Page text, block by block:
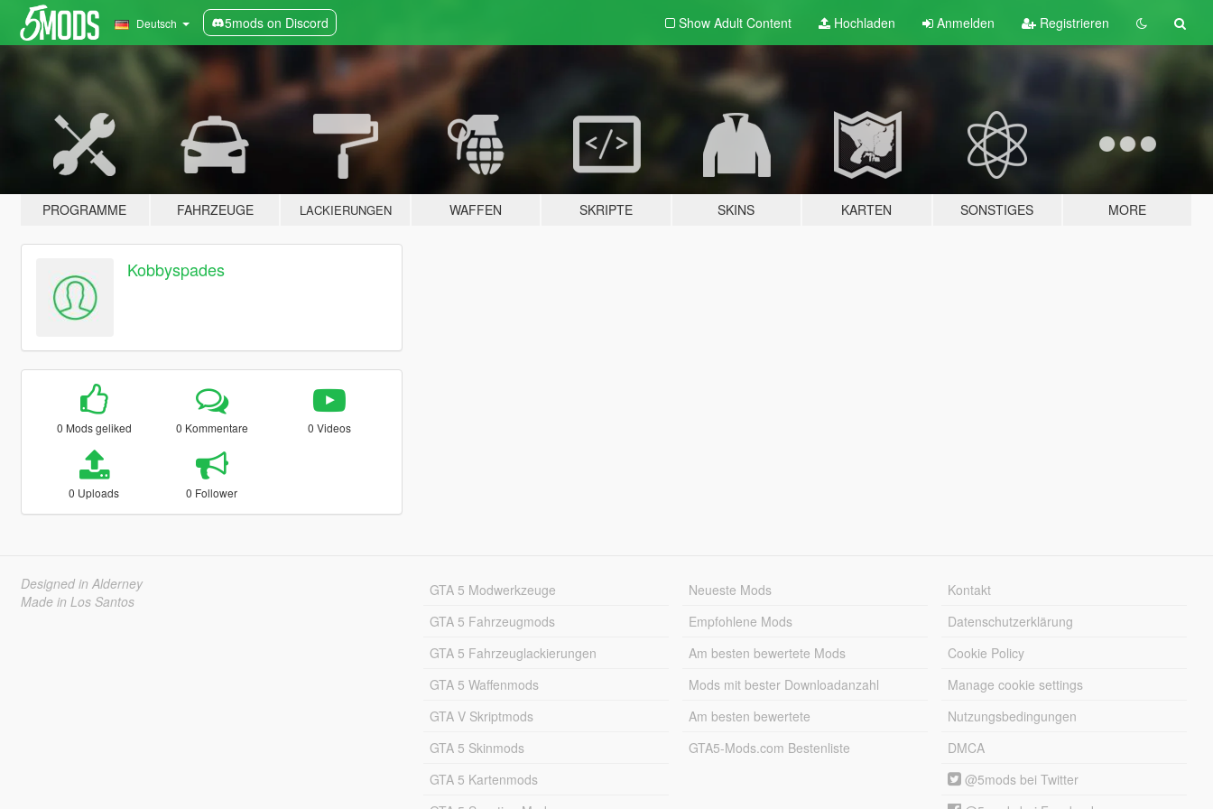
Deutsch 5mods on Discord Show Adult Content Hochladen Anmelden Registrieren
PROGRAMME FAHRZEUGE LACKIERUNGEN WAFFEN SKRIPTE SKINS KARTEN SONSTIGES MORE
Kobbyspades
0 Mods geliked 0 Kommentare 0 Videos
0 Uploads 0 Follower
Designed in Alderney
Made in Los Santos
GTA 5 Modwerkzeuge
GTA 5 Fahrzeugmods
GTA 5 Fahrzeuglackierungen
GTA 5 Waffenmods
GTA V Skriptmods
GTA 5 Skinmods
GTA 5 Kartenmods
Neueste Mods
Empfohlene Mods
Am besten bewertete Mods
Mods mit bester Downloadanzahl
Am besten bewertete
GTA5-Mods.com Bestenliste
Kontakt
Datenschutzerklärung
Cookie Policy
Manage cookie settings
Nutzungsbedingungen
DMCA
@5mods bei Twitter